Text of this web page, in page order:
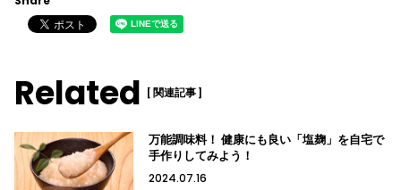
Related [ 関連記事 ]
万能調味料！ 健康にも良い「塩麹」を自宅で
手作りしてみよう！
2024.07.16